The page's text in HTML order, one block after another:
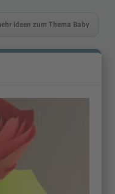
Ideen zum Thema Baby